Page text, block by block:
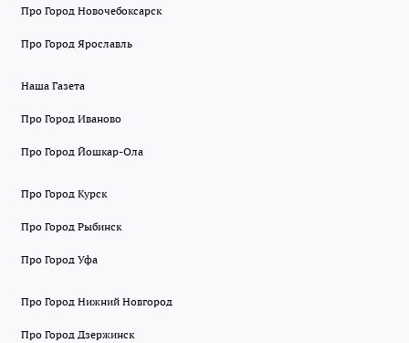
Про Город Новочебоксарск
Про Город Ярославль
Наша Газета
Про Город Иваново
Про Город Йошкар-Ола
Про Город Курск
Про Город Рыбинск
Про Город Уфа
Про Город Нижний Новгород
Про Город Дзержинск